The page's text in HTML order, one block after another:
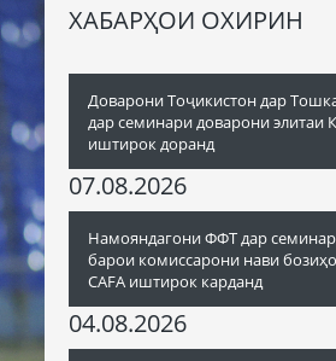
ХАБАРҲОИ ОХИРИН
Доварони Тоҷикистон дар
дар семинари доварони элитаи
иштирок доранд
07.08.2026
Намояндагони ФФТ дар семинар
барои комиссарони нави
CAFA иштирок карданд
04.08.2026